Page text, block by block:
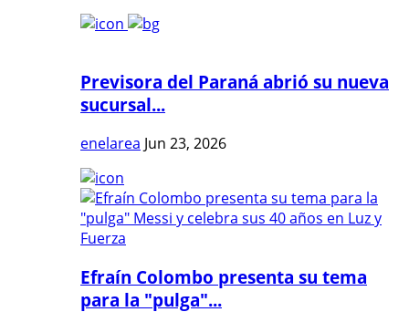
Previsora del Paraná abrió su nueva
sucursal...
enelarea Jun 23, 2026
Efraín Colombo presenta su tema
para la "pulga"...